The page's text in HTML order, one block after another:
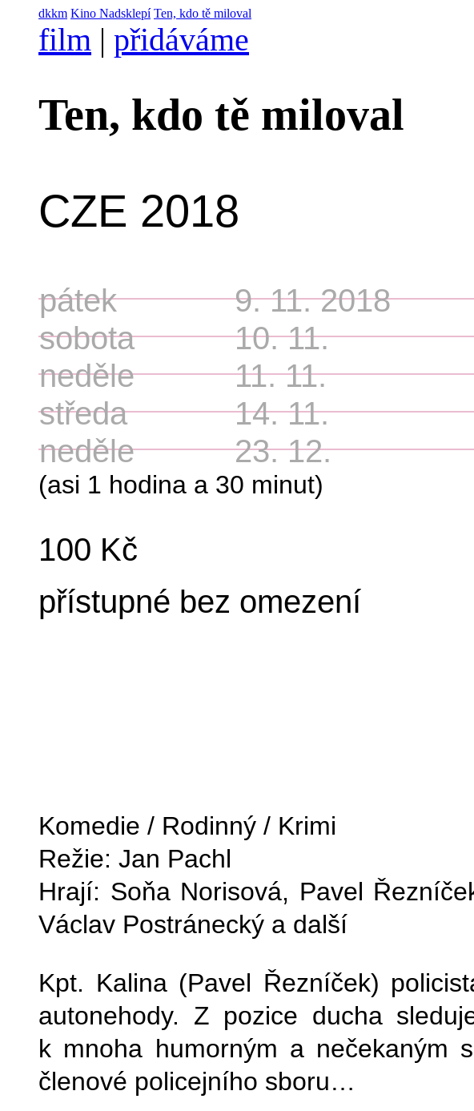
dkkm Kino Nadsklepí Ten, kdo tě miloval
film | přidáváme
Ten, kdo tě miloval
CZE 2018
pátek 9. 11. 2018
sobota
10. 11.
neděle
11. 11.
středa
14. 11.
neděle
23. 12.
(asi 1 hodina a 30 minut)
100 Kč
přístupné bez omezení
Komedie / Rodinný / Krimi
Režie: Jan Pachl
Hrají: Soňa Norisová, Pavel
Václav Postránecký a další
Kpt. Kalina (Pavel Řezníček)
autonehody. Z pozice ducha
k mnoha humorným a nečekaným
členové policejního sboru…